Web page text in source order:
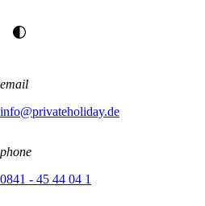
email
info@privateholiday.de
phone
0841 - 45 44 04 1